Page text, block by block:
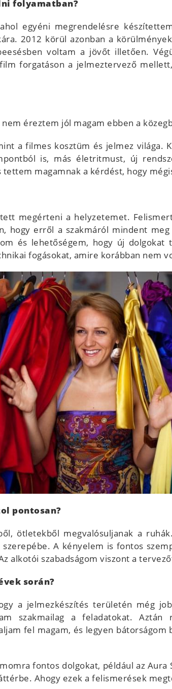
folyamatban?
egyéni megrendelésre
2012 körül azonban a
voltam a jövőt illetően.
forgatáson a jelmeztervező
éreztem jól magam ebben a
a filmes kosztüm és jelmez világa.
is, más életritmust, új
magamnak a kérdést, hogy
megérteni a helyzetemet.
hogy erről a szakmáról mindent
és lehetőségem, hogy új dolgokat
fogásokat, amire korábban nem
pontosan?
ötletekből megvalósuljanak a
A kényelem is fontos
alkotói szabadságom viszont a
során?
a jelmezkészítés területén még
szakmailag a feladatokat.
fel magam, és legyen
fontos dolgokat, például az
Ahogy ezek a felismerések